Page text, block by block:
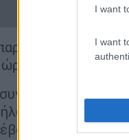
I want
I want
Ελλάδας).
στο
Serhiy Popko.